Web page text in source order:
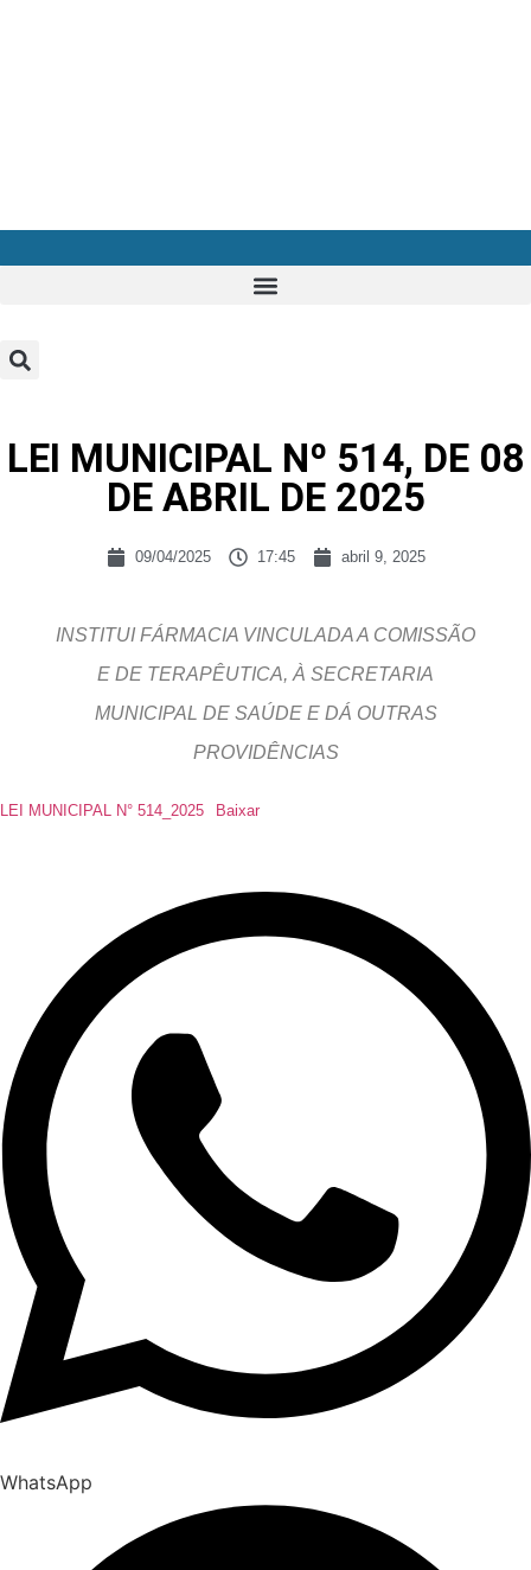
LEI MUNICIPAL Nº 514, DE 08
DE ABRIL DE 2025
09/04/2025 17:45 abril 9, 2025
INSTITUI FÁRMACIA VINCULADA A COMISSÃO
E DE TERAPÊUTICA, À SECRETARIA
MUNICIPAL DE SAÚDE E DÁ OUTRAS
PROVIDÊNCIAS
LEI MUNICIPAL N° 514_2025 Baixar
WhatsApp